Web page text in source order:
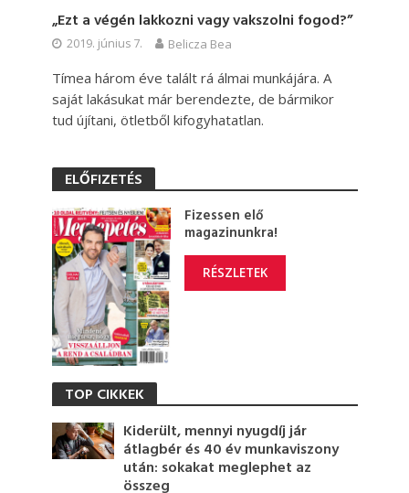
„Ezt a végén lakkozni vagy vakszolni fogod?”
2019. június 7. Belicza Bea
Tímea három éve talált rá álmai munkájára. A
saját lakásukat már berendezte, de bármikor
tud újítani, ötletből kifogyhatatlan.
ELŐFIZETÉS
Fizessen elő
magazinunkra!
RÉSZLETEK
TOP CIKKEK
Kiderült, mennyi nyugdíj jár
átlagbér és 40 év munkaviszony
után: sokakat meglephet az
összeg